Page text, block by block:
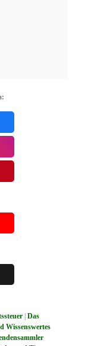
|Das
Wissenswertes